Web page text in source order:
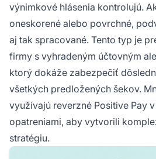
výnimkové hlásenia kontrolujú.
oneskorené alebo povrchné,
aj tak spracované. Tento typ je
firmy s vyhradeným účtovným
ktorý dokáže zabezpečiť
všetkých predložených šekov.
využívajú reverzné Positive Pay
opatreniami, aby vytvorili
stratégiu.